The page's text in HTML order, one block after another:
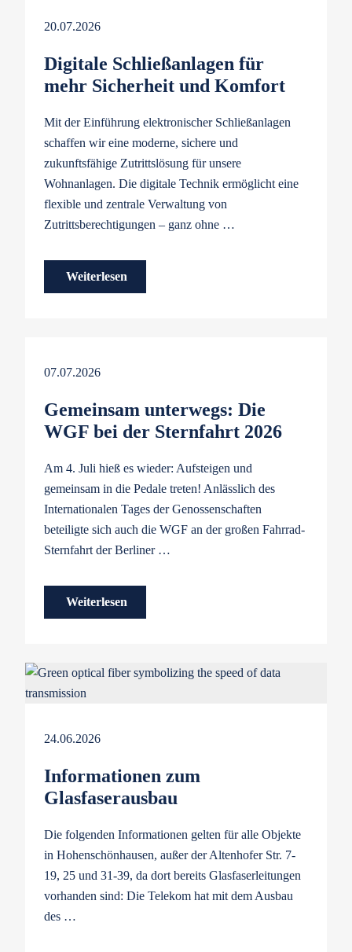
20.07.2026
Digitale Schließanlagen für
mehr Sicherheit und Komfort
Mit der Einführung elektronischer Schließanlagen
schaffen wir eine moderne, sichere und
zukunftsfähige Zutrittslösung für unsere
Wohnanlagen. Die digitale Technik ermöglicht eine
flexible und zentrale Verwaltung von
Zutrittsberechtigungen – ganz ohne …
Weiterlesen
07.07.2026
Gemeinsam unterwegs: Die
WGF bei der Sternfahrt 2026
Am 4. Juli hieß es wieder: Aufsteigen und
gemeinsam in die Pedale treten! Anlässlich des
Internationalen Tages der Genossenschaften
beteiligte sich auch die WGF an der großen Fahrrad-
Sternfahrt der Berliner …
Weiterlesen
24.06.2026
Informationen zum
Glasfaserausbau
Die folgenden Informationen gelten für alle Objekte
in Hohenschönhausen, außer der Altenhofer Str. 7-
19, 25 und 31-39, da dort bereits Glasfaserleitungen
vorhanden sind: Die Telekom hat mit dem Ausbau
des …